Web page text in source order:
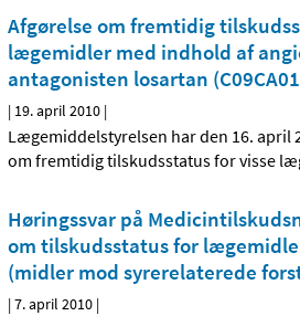
Afgørelse om fremtidig
lægemidler med indhold af
antagonisten losartan
| 19. april 2010 |
Lægemiddelstyrelsen har den 16. april
om fremtidig tilskudsstatus for visse
Høringssvar på
om tilskudsstatus for
(midler mod syrerelaterede
|7. april 2010 |